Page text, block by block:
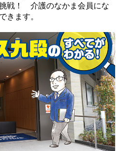
戦！ 介護のなかま会員にな
きます。